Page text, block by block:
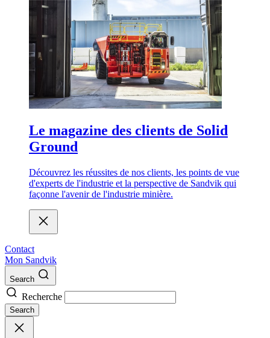
Le magazine des clients de Solid
Ground
Découvrez les réussites de nos clients, les points de vue
d'experts de l'industrie et la perspective de Sandvik qui
façonne l'avenir de l'industrie minière.
Contact
Mon Sandvik
Search
Recherche
Search